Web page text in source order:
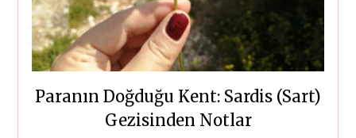
Paranın Doğduğu Kent: Sardis (Sart)
Gezisinden Notlar